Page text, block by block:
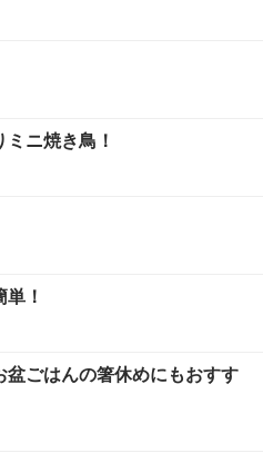
ニ焼き鳥！
！
ごはんの箸休めにもおすす